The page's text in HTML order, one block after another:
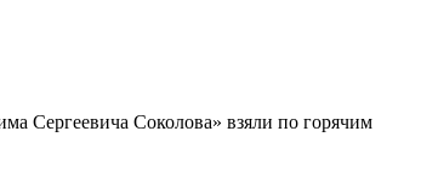
Сергеевича Соколова» взяли по горячим